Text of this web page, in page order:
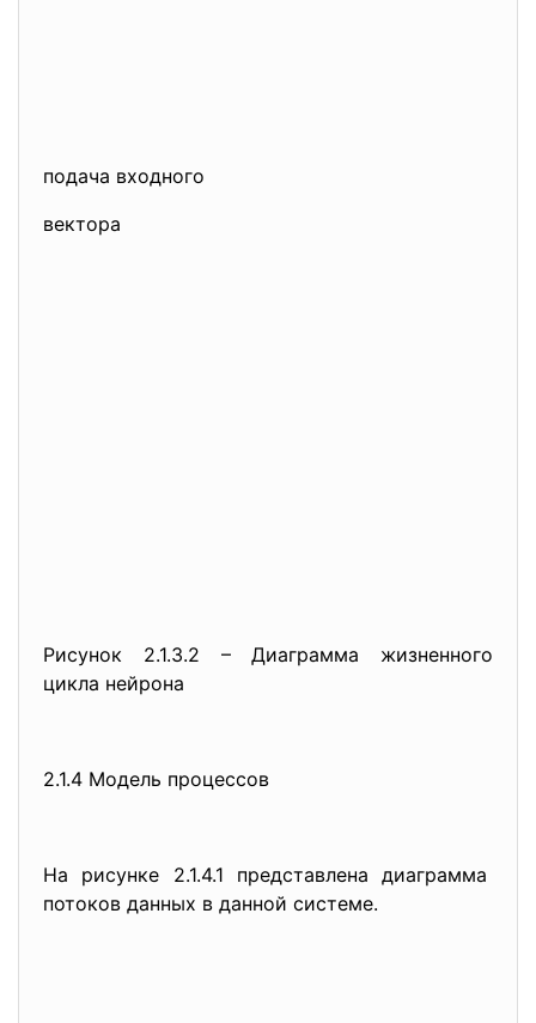
подача входного
вектора
Рисунок 2.1.3.2 – Диаграмма жизненного
цикла нейрона
2.1.4 Модель процессов
На рисунке 2.1.4.1 представлена диаграмма
потоков данных в данной системе.